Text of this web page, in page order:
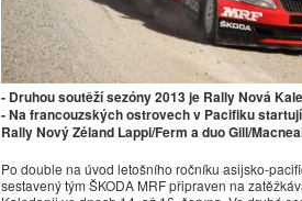
- Druhou soutěží sezóny 2013 je Rally Nová
- Na francouzských ostrovech v Pacifiku
Rally Nový Zéland Lappi/Ferm a duo Gill/
Po double na úvod letošního ročníku asijsko-
sestavený tým ŠKODA MRF připraven na